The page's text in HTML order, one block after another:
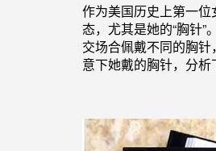
作为美国历史上第一
态，尤其是她的“胸针
交场合佩戴不同的胸
意下她戴的胸针，分析